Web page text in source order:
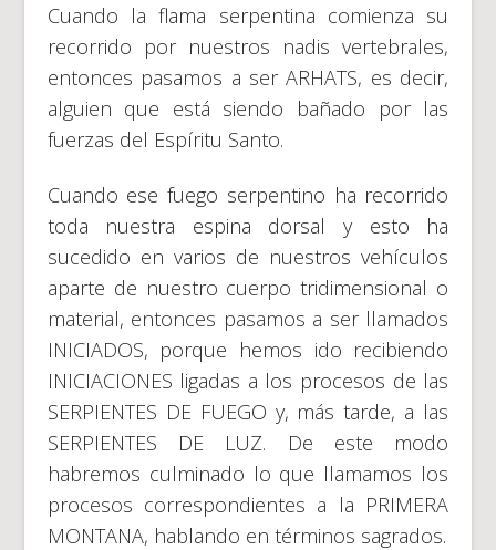
Cuando la flama serpentina comienza su
recorrido por nuestros nadis vertebrales,
entonces pasamos a ser ARHATS, es decir,
alguien que está siendo bañado por las
fuerzas del Espíritu Santo.
Cuando ese fuego serpentino ha recorrido
toda nuestra espina dorsal y esto ha
sucedido en varios de nuestros vehículos
aparte de nuestro cuerpo tridimensional o
material, entonces pasamos a ser llamados
INICIADOS, porque hemos ido recibiendo
INICIACIONES ligadas a los procesos de las
SERPIENTES DE FUEGO y, más tarde, a las
SERPIENTES DE LUZ. De este modo
habremos culminado lo que llamamos los
procesos correspondientes a la PRIMERA
MONTANA, hablando en términos sagrados.